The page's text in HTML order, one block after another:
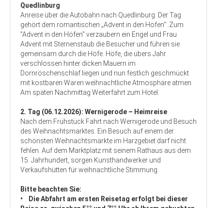
Quedlinburg
Anreise über die Autobahn nach Quedlinburg. Der Tag
gehört dem romantischen „Advent in den Höfen“: Zum
"Advent in den Höfen" verzaubern ein Engel und Frau
Advent mit Sternenstaub die Besucher und führen sie
gemeinsam durch die Höfe. Höfe, die übers Jahr
verschlossen hinter dicken Mauern im
Dornröschenschlaf liegen und nun festlich geschmückt
mit kostbaren Waren weihnachtliche Atmosphäre atmen.
Am späten Nachmittag Weiterfahrt zum Hotel.
2. Tag (06.12.2026): Wernigerode – Heimreise
Nach dem Frühstück Fahrt nach Wernigerode und Besuch
des Weihnachtsmarktes. Ein Besuch auf einem der
schönsten Weihnachtsmärkte im Harzgebiet darf nicht
fehlen. Auf dem Marktplatz mit seinem Rathaus aus dem
15. Jahrhundert, sorgen Kunsthandwerker und
Verkaufshütten für weihnachtliche Stimmung.
Bitte beachten Sie:
• Die Abfahrt am ersten Reisetag erfolgt bei dieser